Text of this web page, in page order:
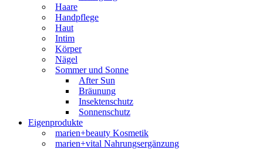
Haare
Handpflege
Haut
Intim
Körper
Nägel
Sommer und Sonne
After Sun
Bräunung
Insektenschutz
Sonnenschutz
Eigenprodukte
marien+beauty Kosmetik
marien+vital Nahrungsergänzung